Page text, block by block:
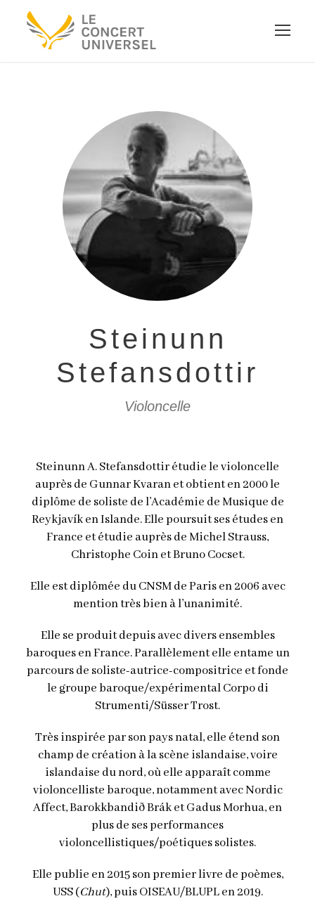
Steinunn
Stefansdottir
Violoncelle
Steinunn A. Stefansdottir étudie le violoncelle
auprès de Gunnar Kvaran et obtient en 2000 le
diplôme de soliste de l’Académie de Musique de
Reykjavík en Islande. Elle poursuit ses études en
France et étudie auprès de Michel Strauss,
Christophe Coin et Bruno Cocset.
Elle est diplômée du CNSM de Paris en 2006 avec
mention très bien à l’unanimité.
Elle se produit depuis avec divers ensembles
baroques en France. Parallèlement elle entame un
parcours de soliste-autrice-compositrice et fonde
le groupe baroque/expérimental Corpo di
Strumenti/Süsser Trost.
Très inspirée par son pays natal, elle étend son
champ de création à la scène islandaise, voire
islandaise du nord, où elle apparaît comme
violoncelliste baroque, notamment avec Nordic
Affect, Barokkbandið Brák et Gadus Morhua, en
plus de ses performances
violoncellistiques/poétiques solistes.
Elle publie en 2015 son premier livre de poèmes,
USS (Chut), puis OISEAU/BLUPL en 2019.